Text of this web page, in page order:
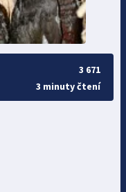
3 671
3 minuty čtení